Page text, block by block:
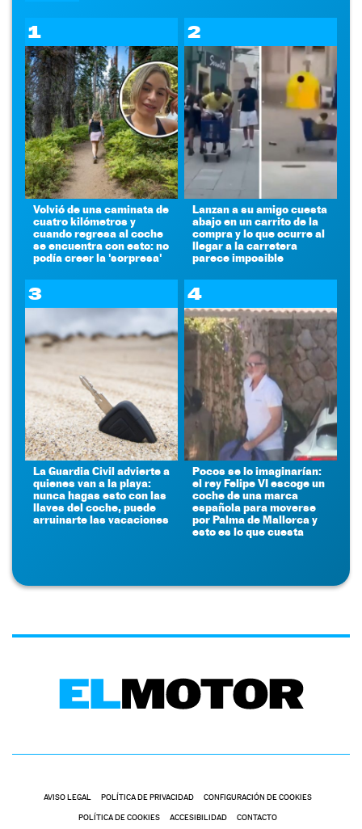
1
Volvió de una caminata de
cuatro kilómetros y
cuando regresa al coche
se encuentra con esto: no
podía creer la 'sorpresa'
2
Lanzan a su amigo cuesta
abajo en un carrito de la
compra y lo que ocurre al
llegar a la carretera
parece imposible
3
La Guardia Civil advierte a
quienes van a la playa:
nunca hagas esto con las
llaves del coche, puede
arruinarte las vacaciones
4
Pocos se lo imaginarían:
el rey Felipe VI escoge un
coche de una marca
española para moverse
por Palma de Mallorca y
esto es lo que cuesta
AVISO LEGAL POLÍTICA DE PRIVACIDAD CONFIGURACIÓN DE COOKIES
POLÍTICA DE COOKIES ACCESIBILIDAD CONTACTO